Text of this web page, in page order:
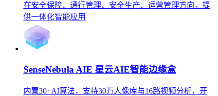
在安全保障、通行管理、安全生产、运营管理方向，提
供一体化智能应用
SenseNebula AIE 星云AIE智能边缘盒
内置30+AI算法，支持30万人像库与16路视频分析，开